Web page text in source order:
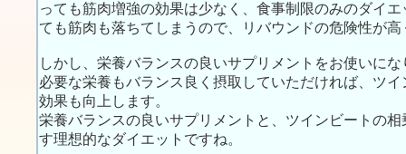
っても筋肉増強の効果は少なく、食事制限のみのダイ
ても筋肉も落ちてしまうので、リバウンドの危険性が高
しかし、栄養バランスの良いサプリメントをお使いに
必要な栄養もバランス良く摂取していただければ、ツ
効果も向上します。
栄養バランスの良いサプリメントと、ツインビートの
す理想的なダイエットですね。